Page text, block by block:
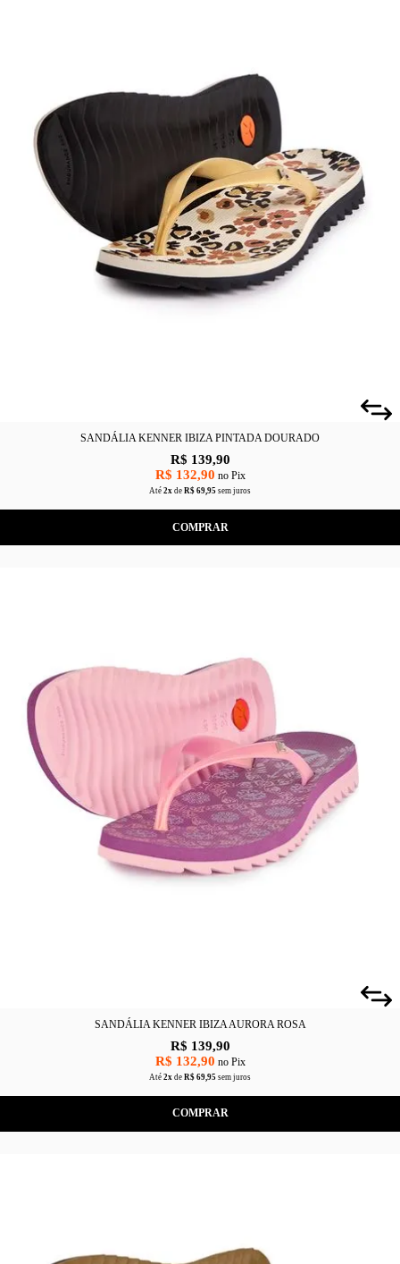
SANDÁLIA KENNER IBIZA PINTADA DOURADO
R$ 139,90
R$ 132,90 no Pix
Até 2x de R$ 69,95 sem juros
COMPRAR
SANDÁLIA KENNER IBIZA AURORA ROSA
R$ 139,90
R$ 132,90 no Pix
Até 2x de R$ 69,95 sem juros
COMPRAR